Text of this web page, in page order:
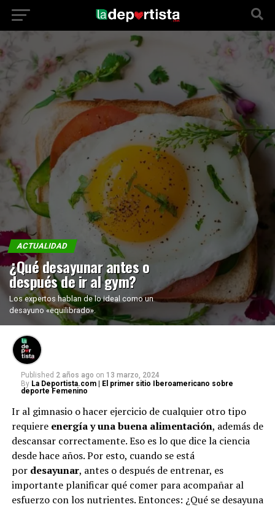
ACTUALIDAD
¿Qué desayunar antes o
después de ir al gym?
Los expertos hablan de lo ideal como un
desayuno «equilibrado».
Published 2 años ago on 13 marzo, 2024
By La Deportista.com | El primer sitio Iberoamericano sobre
deporte Femenino
Ir al gimnasio o hacer ejercicio de cualquier otro tipo
requiere energía y una buena alimentación, además de
descansar correctamente. Eso es lo que dice la ciencia
desde hace años. Por esto, cuando se está
por desayunar, antes o después de entrenar, es
importante planificar qué comer para acompañar al
esfuerzo con los nutrientes. Entonces: ¿Qué se desayuna